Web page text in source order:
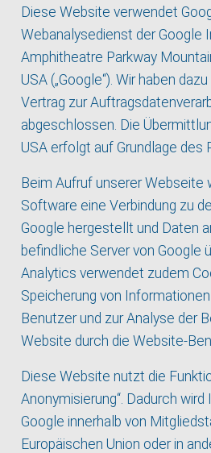
Diese Website verwendet
Webanalysedienst der Google
Amphitheatre Parkway
USA („Google“). Wir haben
Vertrag zur
abgeschlossen. Die
USA erfolgt auf Grundlage des
Beim Aufruf unserer Webseite
Software eine Verbindung zu
Google hergestellt und Daten
befindliche Server von Google
Analytics verwendet zudem
Speicherung von
Benutzer und zur Analyse der
Website durch die Website-
Diese Website nutzt die
Anonymisierung“. Dadurch
Google innerhalb von
Europäischen Union oder in